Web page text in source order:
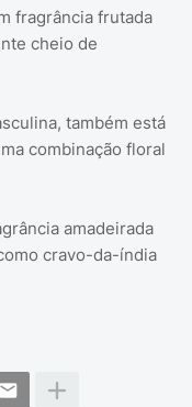
fragrância frutada
cheio de
também está
combinação floral
amadeirada
cravo-da-índia